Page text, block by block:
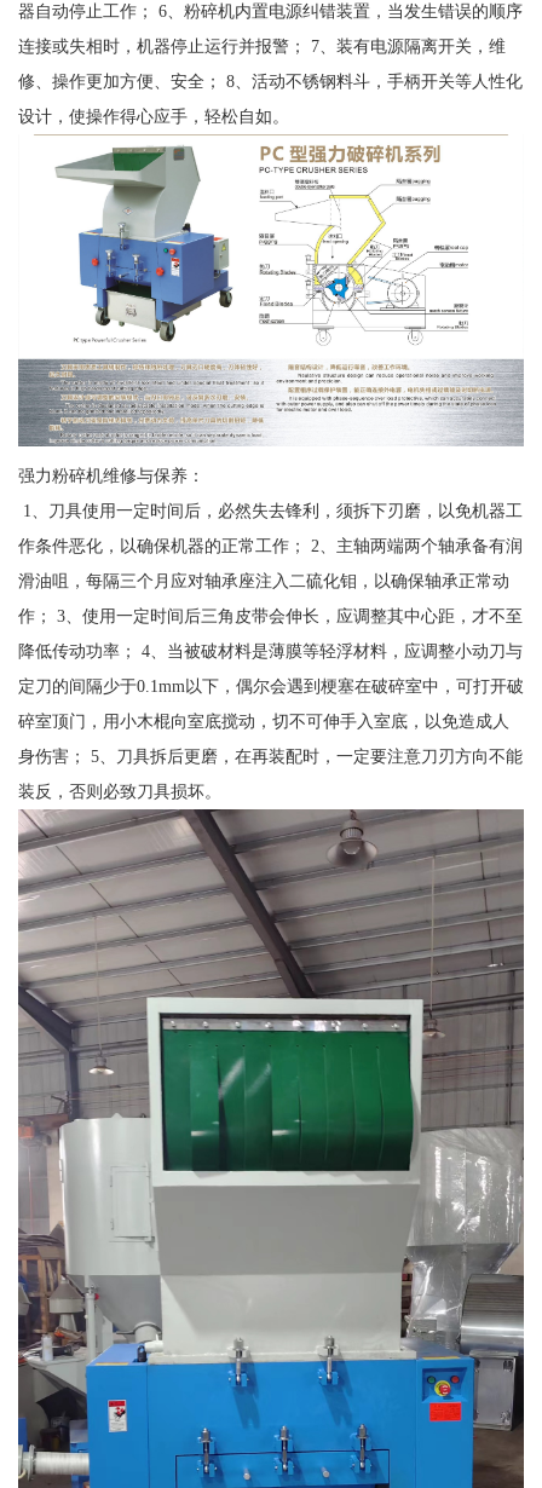
器自动停止工作； 6、粉碎机内置电源纠错装置，当发生错误的顺序
连接或失相时，机器停止运行并报警； 7、装有电源隔离开关，维
修、操作更加方便、安全； 8、活动不锈钢料斗，手柄开关等人性化
设计，使操作得心应手，轻松自如。
强力粉碎机维修与保养：
1、刀具使用一定时间后，必然失去锋利，须拆下刃磨，以免机器工
作条件恶化，以确保机器的正常工作； 2、主轴两端两个轴承备有润
滑油咀，每隔三个月应对轴承座注入二硫化钼，以确保轴承正常动
作； 3、使用一定时间后三角皮带会伸长，应调整其中心距，才不至
降低传动功率； 4、当被破材料是薄膜等轻浮材料，应调整小动刀与
定刀的间隔少于0.1mm以下，偶尔会遇到梗塞在破碎室中，可打开破
碎室顶门，用小木棍向室底搅动，切不可伸手入室底，以免造成人
身伤害； 5、刀具拆后更磨，在再装配时，一定要注意刀刃方向不能
装反，否则必致刀具损坏。